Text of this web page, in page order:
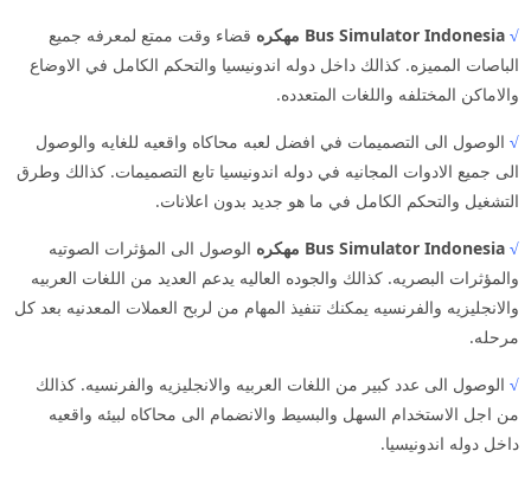
√ Bus Simulator Indonesia مهكره
قضاء وقت ممتع لمعرفه جميع
الباصات المميزه. كذالك داخل دوله اندونيسيا والتحكم الكامل في الاوضاع
والاماكن المختلفه واللغات المتعدده.
√ الوصول الى التصميمات في افضل لعبه محاكاه واقعيه للغايه والوصول
الى جميع الادوات المجانيه في دوله اندونيسيا تابع التصميمات. كذالك وطرق
التشغيل والتحكم الكامل في ما هو جديد بدون اعلانات.
√ Bus Simulator Indonesia مهكره
الوصول الى المؤثرات الصوتيه
والمؤثرات البصريه. كذالك والجوده العاليه يدعم العديد من اللغات العربيه
والانجليزيه والفرنسيه يمكنك تنفيذ المهام من لربح العملات المعدنيه بعد كل
مرحله.
√ الوصول الى عدد كبير من اللغات العربيه والانجليزيه والفرنسيه. كذالك
من اجل الاستخدام السهل والبسيط والانضمام الى محاكاه لبيئه واقعيه
داخل دوله اندونيسيا.